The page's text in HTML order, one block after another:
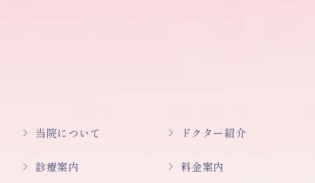
当院について ドクター紹介
診療案内 料金案内